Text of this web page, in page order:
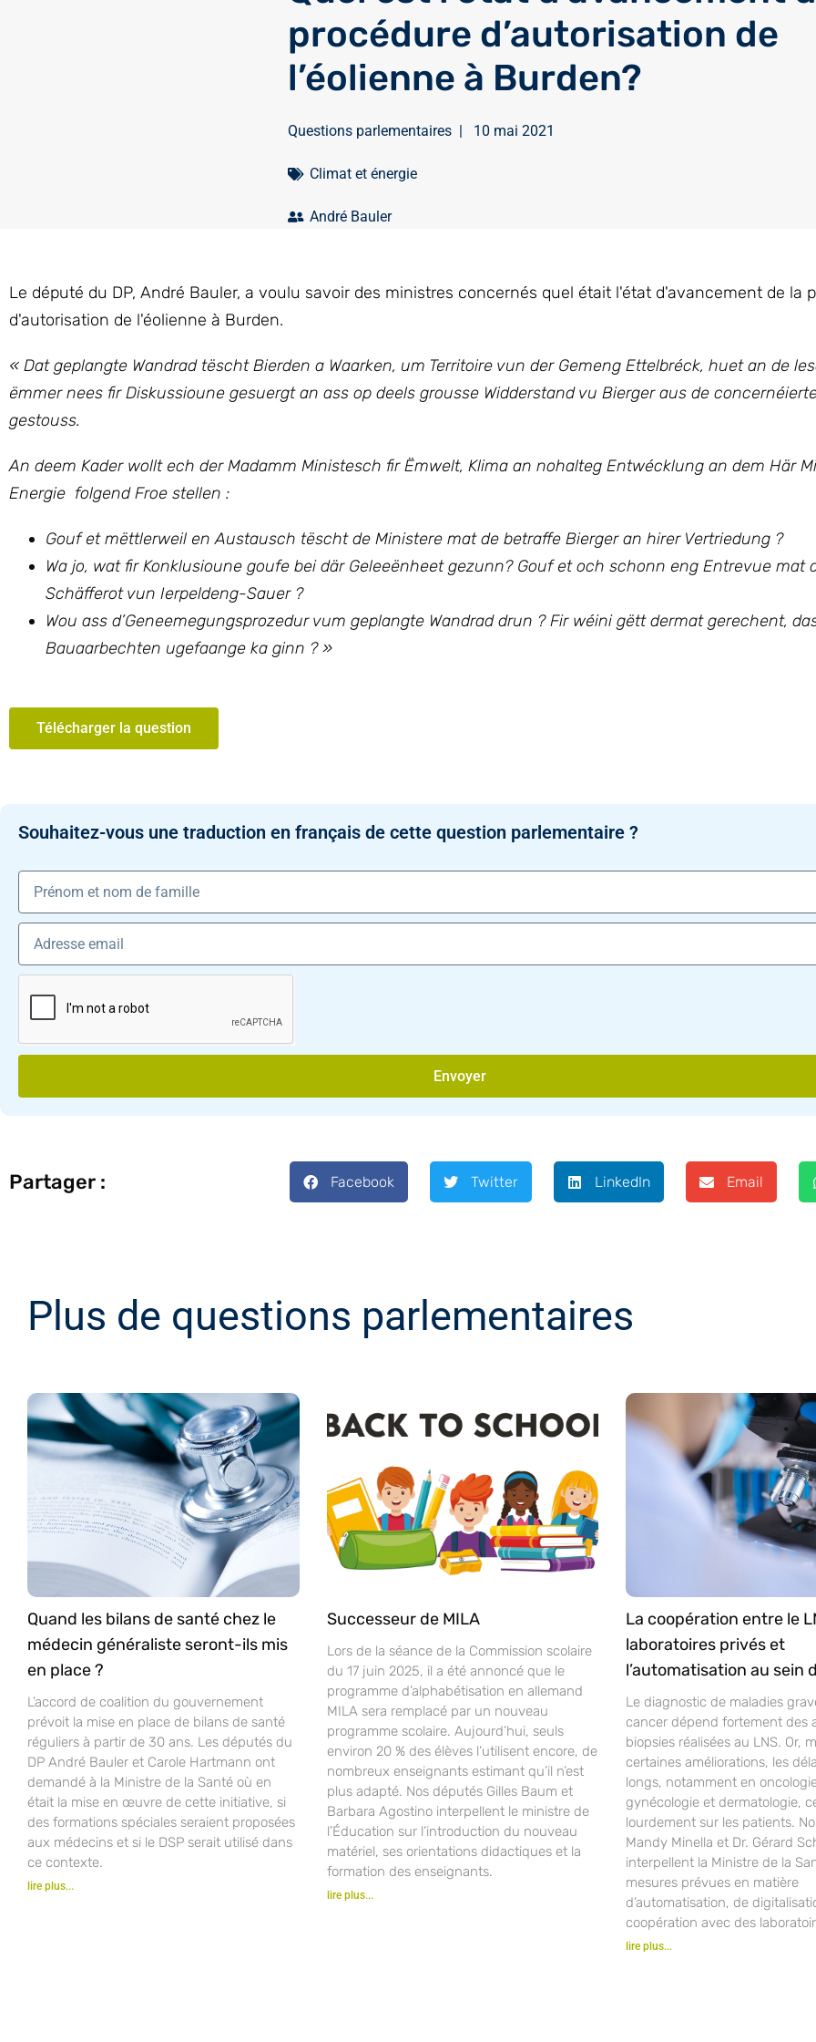
procédure d’autorisation de
l’éolienne à Burden?
Questions parlementaires| 10 mai 2021
Climat et énergie
André Bauler
Le député du DP, André Bauler, a voulu savoir des ministres concernés quel était l'état d'avancement de la
d'autorisation de l'éolienne à Burden.
« Dat geplangte Wandrad tëscht Bierden a Waarken, um Territoire vun der Gemeng Ettelbréck, huet an de
ëmmer nees fir Diskussioune gesuergt an ass op deels grousse Widderstand vu Bierger aus de
gestouss.
An deem Kader wollt ech der Madamm Ministesch fir Ëmwelt, Klima an nohalteg Entwécklung an dem Här
Energie folgend Froe stellen :
Gouf et mëttlerweil en Austausch tëscht de Ministere mat de betraffe Bierger an hirer Vertriedung ?
Wa jo, wat fir Konklusioune goufe bei där Geleeënheet gezunn? Gouf et och schonn eng Entrevue mat
Schäfferot vun Ierpeldeng-Sauer ?
Wou ass d’Geneemegungsprozedur vum geplangte Wandrad drun ? Fir wéini gëtt dermat gerechent,
Bauaarbechten ugefaange ka ginn ? »
Télécharger la question
Souhaitez-vous une traduction en français de cette question parlementaire ?
Envoyer
Partager : Facebook Twitter LinkedIn Email
Plus de questions parlementaires
Quand les bilans de santé chez le
médecin généraliste seront-ils mis
en place ?
L’accord de coalition du gouvernement
prévoit la mise en place de bilans de santé
réguliers à partir de 30 ans. Les députés du
DP André Bauler et Carole Hartmann ont
demandé à la Ministre de la Santé où en
était la mise en œuvre de cette initiative, si
des formations spéciales seraient proposées
aux médecins et si le DSP serait utilisé dans
ce contexte.
lire plus...
Successeur de MILA
Lors de la séance de la Commission scolaire
du 17 juin 2025, il a été annoncé que le
programme d’alphabétisation en allemand
MILA sera remplacé par un nouveau
programme scolaire. Aujourd’hui, seuls
environ 20 % des élèves l’utilisent encore, de
nombreux enseignants estimant qu’il n’est
plus adapté. Nos députés Gilles Baum et
Barbara Agostino interpellent le ministre de
l’Éducation sur l’introduction du nouveau
matériel, ses orientations didactiques et la
formation des enseignants.
lire plus...
La coopération entre le
laboratoires privés et
l’automatisation au sein
Le diagnostic de maladies
cancer dépend fortement des
biopsies réalisées au LNS. Or,
certaines améliorations, les
longs, notamment en
gynécologie et dermatologie,
lourdement sur les patients.
Mandy Minella et Dr. Gérard
interpellent la Ministre de la
mesures prévues en matière
d’automatisation, de
coopération avec des
lire plus...